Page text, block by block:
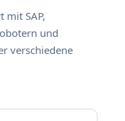
mit SAP,
und
verschiedene